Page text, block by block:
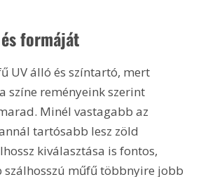
formáját
UV álló és színtartó, mert
színe reményeink szerint
Minél vastagabb az
tartósabb lesz zöld
kiválasztása is fontos,
szálhosszú műfű többnyire jobb